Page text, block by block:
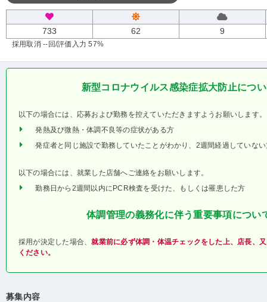
733 62 9
採用取消 --回/評価入力 57%
新型コロナウイルス感染症拡大防止につ
以下の場合には、応募および勤務を控えていただきますようお願いします。
発熱及び微熱・体調不良等の症状がある方
発症者と同じ施設で勤務していたことがわかり、2週間経過していな
以下の場合には、就業した店舗へご連絡をお願いします。
勤務日から2週間以内にPCR検査を受けた、もしくは罹患した方
体調管理の義務化に伴う重要事項につい
採用が決定した場合、就業前に必ず体調・体温チェックをした上、店長、
ください。
募集内容